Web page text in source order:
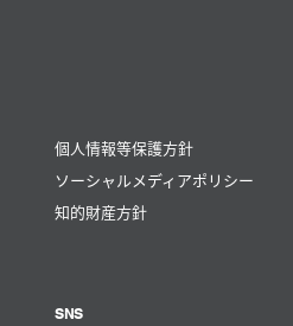
個人情報等保護方針
ソーシャルメディアポリシー
知的財産方針
SNS